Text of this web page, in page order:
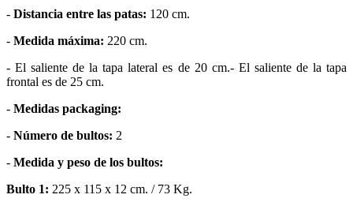
- Distancia entre las patas: 120 cm.
- Medida máxima: 220 cm.
- El saliente de la tapa lateral es de 20 cm.- El saliente de la tapa
frontal es de 25 cm.
- Medidas packaging:
- Número de bultos: 2
- Medida y peso de los bultos:
Bulto 1: 225 x 115 x 12 cm. / 73 Kg.